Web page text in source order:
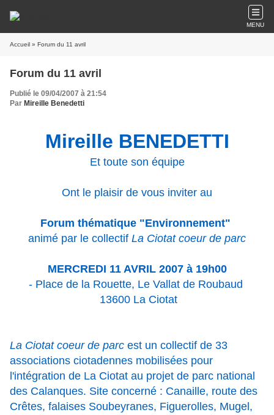
MENU
Accueil » Forum du 11 avril
Forum du 11 avril
Publié le 09/04/2007 à 21:54
Par Mireille Benedetti
Mireille BENEDETTI
Et toute son équipe
Ont le plaisir de vous inviter au
Forum thématique "Environnement"
animé par le collectif La Ciotat coeur de parc
MERCREDI 11 AVRIL 2007 à 19h00
- Place de la Rouette, Le Vallat de Roubaud
13600 La Ciotat
La Ciotat coeur de parc est un collectif de 33
associations ciotadennes mobilisées pour
l'intégration de La Ciotat au projet de parc national
des Calanques. Site concerné : Canaille, route des
Crêtes, falaises Soubeyranes, Figuerolles, Mugel,